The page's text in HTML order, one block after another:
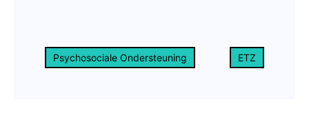
Psychosociale Ondersteuning ETZ